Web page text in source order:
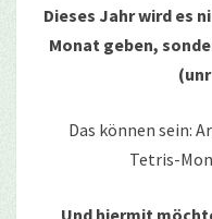
Dieses Jahr wird es
Monat geben,
Das können sein:
Tetris-